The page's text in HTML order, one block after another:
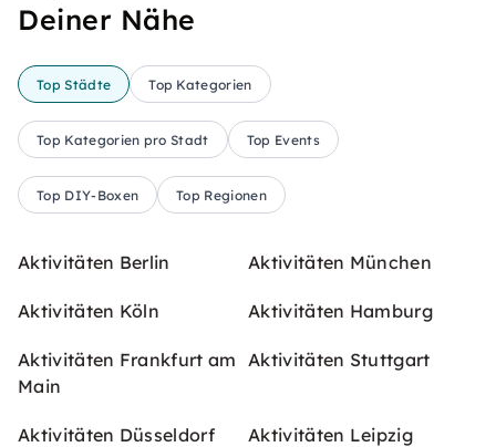
Deiner Nähe
Top Städte Top Kategorien
Top Kategorien pro Stadt Top Events
Top DIY-Boxen Top Regionen
Aktivitäten Berlin Aktivitäten München
Aktivitäten Köln Aktivitäten Hamburg
Aktivitäten Frankfurt am
Main
Aktivitäten Stuttgart
Aktivitäten Düsseldorf Aktivitäten Leipzig